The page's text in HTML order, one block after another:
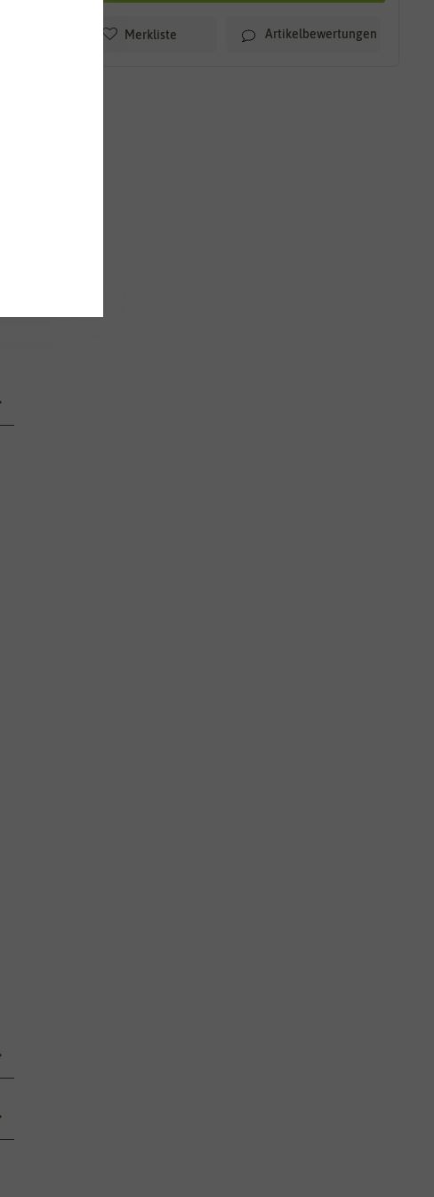
Merkliste Artikelbewertungen